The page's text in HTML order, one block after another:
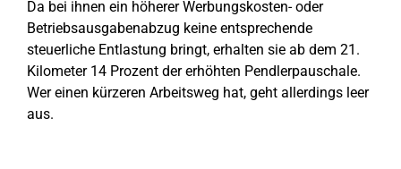
Da bei ihnen ein höherer Werbungskosten- oder
Betriebsausgabenabzug keine entsprechende
steuerliche Entlastung bringt, erhalten sie ab dem 21.
Kilometer 14 Prozent der erhöhten Pendlerpauschale.
Wer einen kürzeren Arbeitsweg hat, geht allerdings leer
aus.